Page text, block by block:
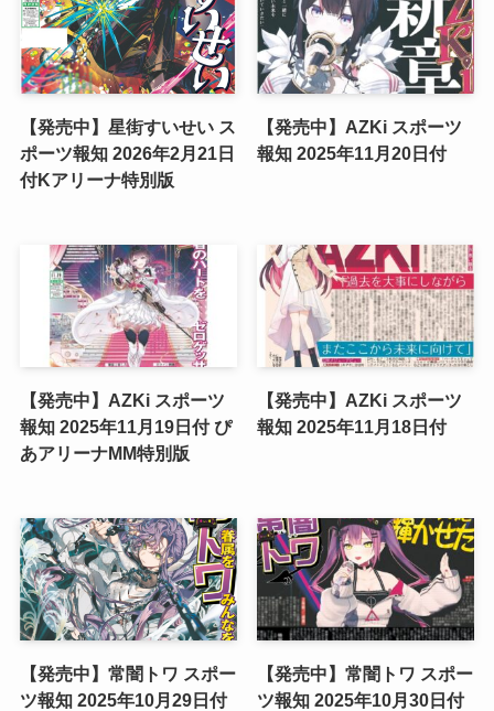
【発売中】星街すいせい ス
ポーツ報知 2026年2月21日
付Kアリーナ特別版
【発売中】AZKi スポーツ
報知 2025年11月20日付
【発売中】AZKi スポーツ
報知 2025年11月19日付 ぴ
あアリーナMM特別版
【発売中】AZKi スポーツ
報知 2025年11月18日付
【発売中】常闇トワ スポー
ツ報知 2025年10月29日付
【発売中】常闇トワ スポー
ツ報知 2025年10月30日付